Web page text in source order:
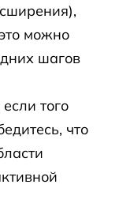
можно
шагов
того
что